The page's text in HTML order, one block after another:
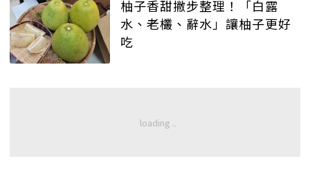
柚子香甜撇步整理！「白露
水、老欉、辭水」讓柚子更好
吃